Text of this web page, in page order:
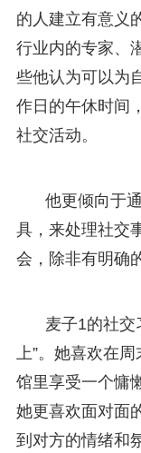
的人建立有意义
行业内的专家、
些他认为可以为
作日的午休时间
社交活动。
他更倾向于
具，来处理社交
会，除非有明确
麦子1的社交
上”。她喜欢在
馆里享受一个慵
她更喜欢面对面
到对方的情绪和